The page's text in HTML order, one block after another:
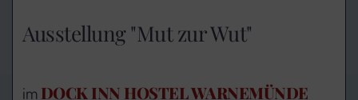
Ausstellung "Mut zur Wut"
imDOCK INN HOSTEL WARNEMÜNDE